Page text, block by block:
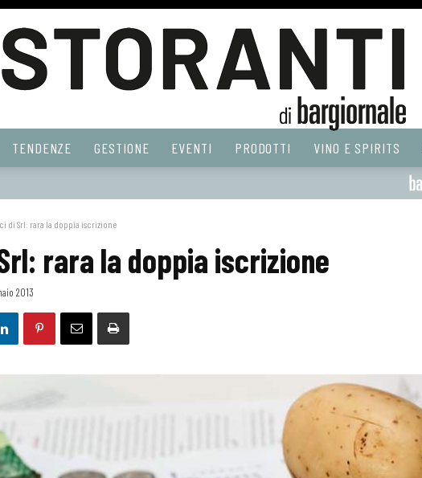
TENDENZE GESTIONE EVENTI PRODOTTI VINO E SPIRITS
di Srl: rara la doppia iscrizione
rara la doppia iscrizione
2013